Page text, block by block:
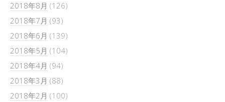
2018年8月 (126)
2018年7月 (93)
2018年6月 (139)
2018年5月 (104)
2018年4月 (94)
2018年3月 (88)
2018年2月 (100)